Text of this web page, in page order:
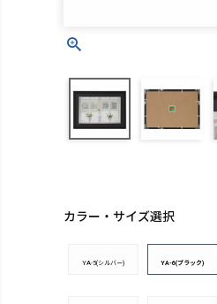
カラー・サイズ選択
YA-5(シルバー) YA-6(ブラック)